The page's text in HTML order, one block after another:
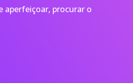
aperfeiçoar, procurar o